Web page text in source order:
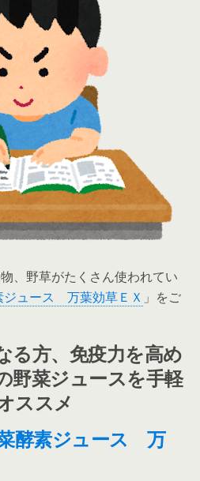
、野草がたくさん使われてい
ジュース 万葉効草ＥＸ 」をご
る方、免疫力を高め
野菜ジュースを手軽
ススメ
酵素ジュース 万